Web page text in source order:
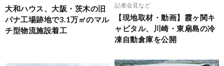
大和ハウス、大阪・茨木の旧
パナ工場跡地で3.1万㎡のマル
チ型物流施設着工
記者会見など
【現地取材・動画】霞ヶ関キ
ャピタル、川崎・東扇島の冷
凍自動倉庫を公開